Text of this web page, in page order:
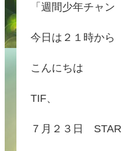
「週間少年チャン
今日は２１時から
こんにちは
TIF、
７月２３日 STAR